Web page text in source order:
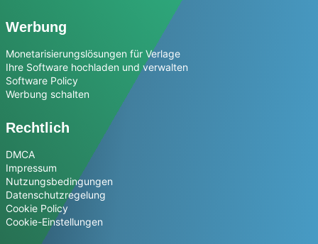
Werbung
Monetarisierungslösungen für Verlage
Ihre Software hochladen und verwalten
Software Policy
Werbung schalten
Rechtlich
DMCA
Impressum
Nutzungsbedingungen
Datenschutzregelung
Cookie Policy
Cookie-Einstellungen